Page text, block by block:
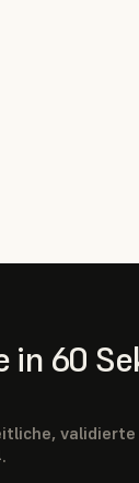
in 60
validierte